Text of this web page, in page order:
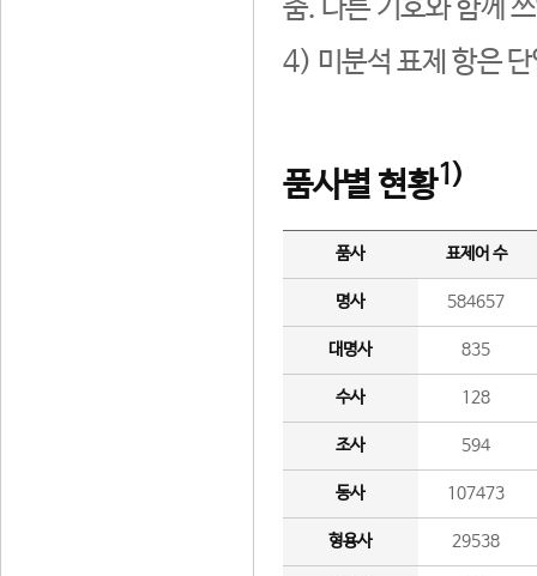
줌. 다른 기호와 함께
4) 미분석 표제 항은
품사별 현황1)
품사 표제어 수
명사 584657
대명사 835
수사 128
조사 594
동사 107473
형용사 29538